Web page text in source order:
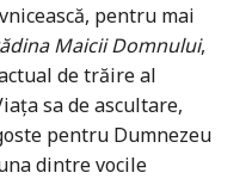
pentru mai
Maicii Domnului,
de trăire al
sa de ascultare,
pentru Dumnezeu
dintre vocile